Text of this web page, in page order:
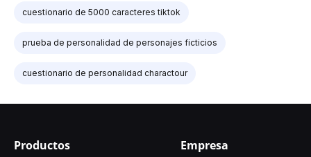
cuestionario de 5000 caracteres tiktok
prueba de personalidad de personajes ficticios
cuestionario de personalidad charactour
Productos Empresa